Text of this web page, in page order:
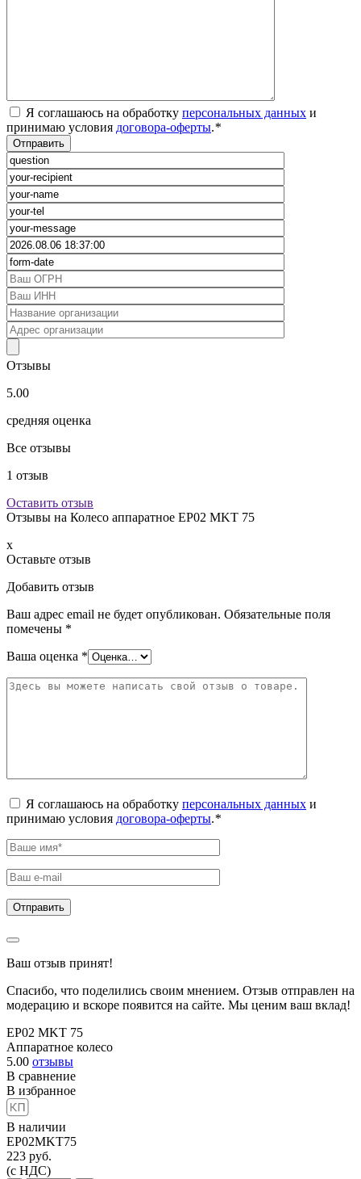
Я соглашаюсь на обработку персональных данных и
принимаю условия договора-оферты.*
Отзывы
5.00
средняя оценка
Все отзывы
1 отзыв
Оставить отзыв
Отзывы на Колесо аппаратное EP02 MKT 75
x
Оставьте отзыв
Добавить отзыв
Ваш адрес email не будет опубликован. Обязательные поля
помечены *
Ваша оценка *
Я соглашаюсь на обработку персональных данных и
принимаю условия договора-оферты.*
Ваш отзыв принят!
Спасибо, что поделились своим мнением. Отзыв отправлен на
модерацию и вскоре появится на сайте. Мы ценим ваш вклад!
EP02 MKT 75
Аппаратное колесо
5.00 отзывы
В сравнение
В избранное
В наличии
EP02MKT75
223 руб.
(с НДС)